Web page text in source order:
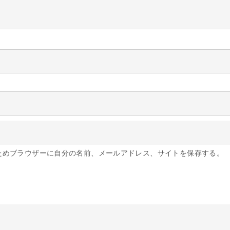
ブラウザーに自分の名前、メールアドレス、サイトを保存する。